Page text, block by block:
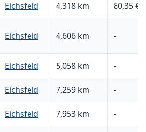
Eichsfeld 4,318 km 80,35 €
Eichsfeld 4,606 km -
Eichsfeld 5,058 km -
Eichsfeld 7,259 km -
Eichsfeld 7,953 km -